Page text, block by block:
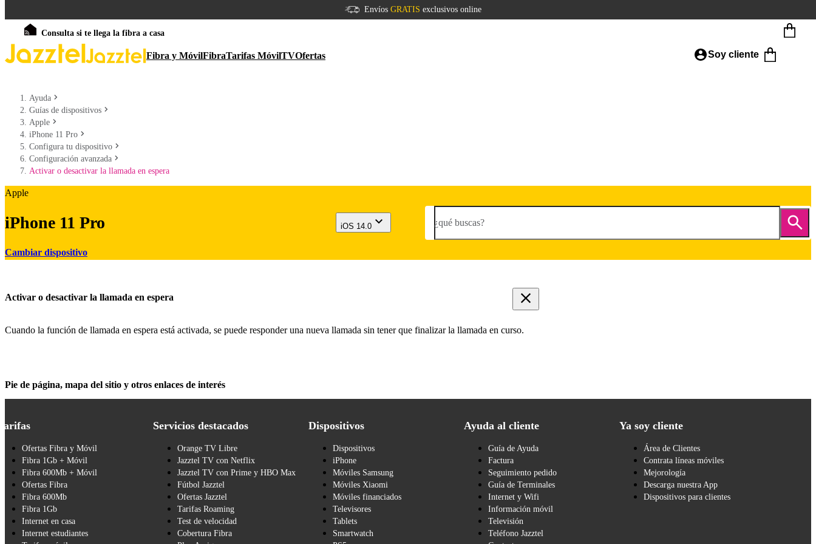
Envíos GRATIS exclusivos online
Consulta si te llega la fibra a casa
Fibra y MóvilFibraTarifas MóvilTVOfertas Soy cliente
Ayuda
Guías de dispositivos
Apple
iPhone 11 Pro
Configura tu dispositivo
Configuración avanzada
Activar o desactivar la llamada en espera
Apple
iPhone 11 Pro
Cambiar dispositivo
iOS 14.0 ¿qué buscas?
Activar o desactivar la llamada en espera
Cuando la función de llamada en espera está activada, se puede responder una nueva llamada sin tener que finalizar la llamada en curso.
Pie de página, mapa del sitio y otros enlaces de interés
Ofertas Fibra y Móvil
Fibra 1Gb + Móvil
Fibra 600Mb + Móvil
Ofertas Fibra
Fibra 600Mb
Fibra 1Gb
Internet en casa
Internet estudiantes
Servicios destacados
Orange TV Libre
Jazztel TV con Netflix
Jazztel TV con Prime y HBO Max
Fútbol Jazztel
Ofertas Jazztel
Tarifas Roaming
Test de velocidad
Cobertura Fibra
Dispositivos
Dispositivos
iPhone
Móviles Samsung
Móviles Xiaomi
Móviles financiados
Televisores
Tablets
Smartwatch
Ayuda al cliente
Guía de Ayuda
Factura
Seguimiento pedido
Guía de Terminales
Internet y Wifi
Información móvil
Televisión
Teléfono Jazztel
Ya soy cliente
Área de Clientes
Contrata líneas móviles
Mejorología
Descarga nuestra App
Dispositivos para clientes